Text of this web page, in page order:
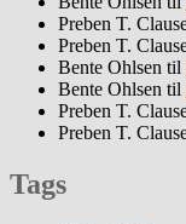
Preben T.
Preben T.
Bente Ohlsen til
Bente Ohlsen til
Preben T.
Preben T.
Tags